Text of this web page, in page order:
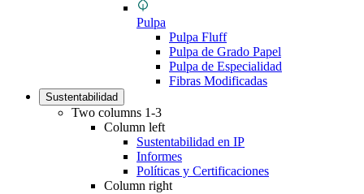
Pulpa
Pulpa Fluff
Pulpa de Grado Papel
Pulpa de Especialidad
Fibras Modificadas
Sustentabilidad
Two columns 1-3
Column left
Sustentabilidad en IP
Informes
Políticas y Certificaciones
Column right